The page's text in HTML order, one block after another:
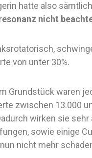
hatte also
nicht
von unter 30%.
Grundstück waren
zwischen 13.000
wirken sie
sowie einige
nicht mehr